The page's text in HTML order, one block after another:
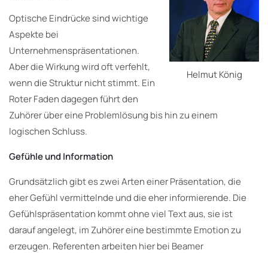
Helmut König
Optische Eindrücke sind wichtige
Aspekte bei
Unternehmenspräsentationen.
Aber die Wirkung wird oft verfehlt,
wenn die Struktur nicht stimmt. Ein
Roter Faden dagegen führt den
Zuhörer über eine Problemlösung bis hin zu einem
logischen Schluss.
Gefühle und Information
Grundsätzlich gibt es zwei Arten einer Präsentation, die
eher Gefühl vermittelnde und die eher informierende. Die
Gefühlspräsentation kommt ohne viel Text aus, sie ist
darauf angelegt, im Zuhörer eine bestimmte Emotion zu
erzeugen. Referenten arbeiten hier bei Beamer